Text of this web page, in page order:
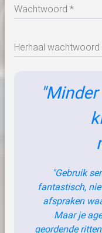
Wachtwoord *
Herhaal wachtwoord
Minder
Gebruik
fantastisch,
afspraken
Maar je
geordende